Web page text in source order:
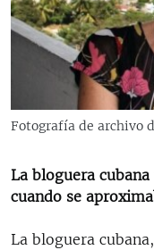
RADIO MARTÍ
ESPECIALES
ESPECIALES
LA REALIDAD DE LA
KENTU-CUBANO
LOS SANTOS DE
DESINFORMACIÓN
MULTIMEDIA
EDITORIALES
Fotografía de archivo
La bloguera
cuando se
La bloguera